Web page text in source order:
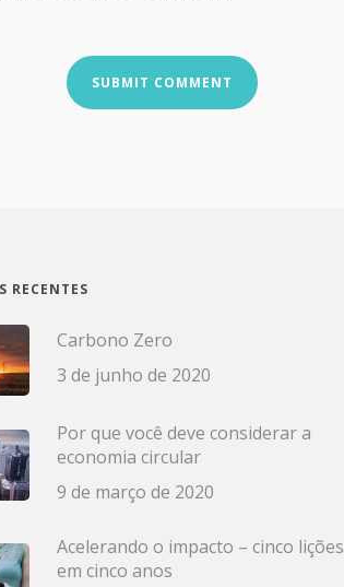
RECENTES
Carbono Zero
3 de junho de 2020
Por que você deve considerar a
economia circular
9 de março de 2020
Acelerando o impacto – cinco lições
em cinco anos